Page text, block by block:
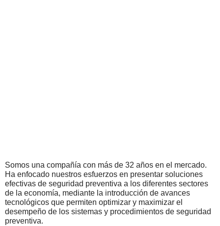
Somos una compañía con más de 32 años en el mercado.
Ha enfocado nuestros esfuerzos en presentar soluciones
efectivas de seguridad preventiva a los diferentes sectores
de la economía, mediante la introducción de avances
tecnológicos que permiten optimizar y maximizar el
desempeño de los sistemas y procedimientos de seguridad
preventiva.